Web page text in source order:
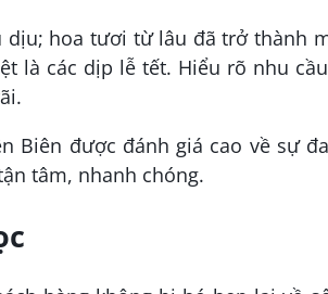
hoa tươi từ lâu đã trở thành
là các dịp lễ tết. Hiểu rõ nhu
Biên được đánh giá cao về sự
tâm, nhanh chóng.